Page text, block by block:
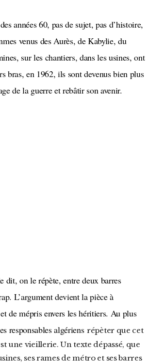
venus des Aurès, de Kabylie, du
sur les chantiers, dans les usines, ont
bras, en 1962, ils sont devenus bien plus
de la guerre et rebâtir son avenir.
L’argument devient la pièce à
de mépris envers les héritiers. Au plus
responsables algériens répèter que cet
une vieillerie. Un texte dépassé, que
ses rames de métro et ses barres